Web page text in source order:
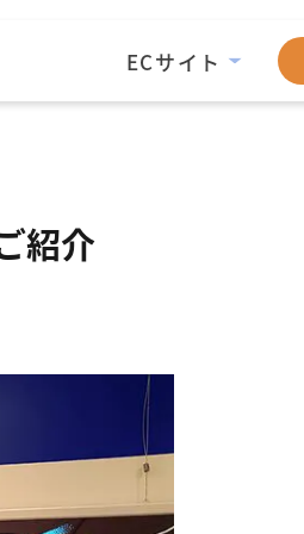
ECサイト
紹介